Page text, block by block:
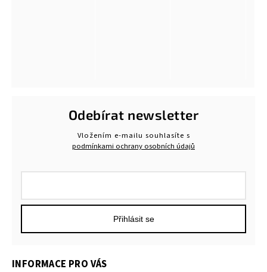
INFORMACE PRO VÁS
Odebírat newsletter
Vložením e-mailu souhlasíte s
podmínkami ochrany osobních údajů
Přihlásit se